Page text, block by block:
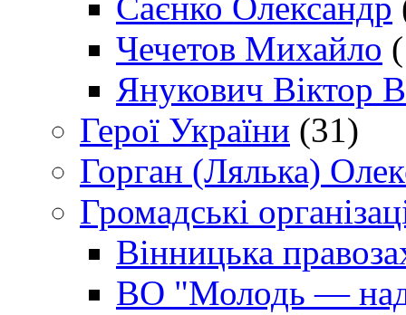
Чечетов Михайло
Янукович Віктор
Герої України (31)
Горган (Лялька)
Громадські
Вінницька
ВО "Молодь —